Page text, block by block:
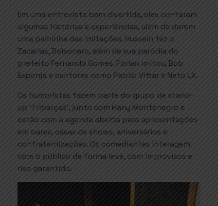
Em uma entrevista bem divertida, eles contaram
algumas histórias e experiências, além de darem
uma palhinha das imitações. Hussein fez o
Zacarias, Bolsonaro, além de sua paródia do
prefeito Fernando Gomes. Fórlan imitou, Bob
Esponja e cantores como Pabllo Vittar e Neto LX.
Os humoristas fazem parte do grupo de stand-
up ‘Triparças’, junto com Hany Montenegro e
estão com a agenda aberta para apresentações
em bares, casas de shows, aniversários e
confraternizações. Os comediantes interagem
com o público de forma leve, com improvisos e
riso garantido.